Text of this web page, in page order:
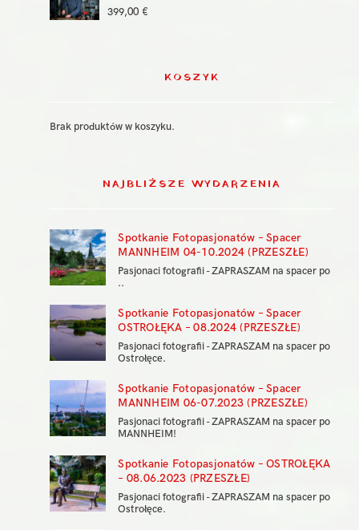
399,00 €
KOSZYK
Brak produktów w koszyku.
NAJBLIŻSZE WYDARZENIA
Spotkanie Fotopasjonatów – Spacer
MANNHEIM 04-10.2024 (PRZESZŁE)
Pasjonaci fotografii - ZAPRASZAM na spacer po
..
Spotkanie Fotopasjonatów – Spacer
OSTROŁĘKA – 08.2024 (PRZESZŁE)
Pasjonaci fotografii - ZAPRASZAM na spacer po
Ostrołęce.
Spotkanie Fotopasjonatów – Spacer
MANNHEIM 06-07.2023 (PRZESZŁE)
Pasjonaci fotografii - ZAPRASZAM na spacer po
MANNHEIM!
Spotkanie Fotopasjonatów – OSTROŁĘKA
– 08.06.2023 (PRZESZŁE)
Pasjonaci fotografii - ZAPRASZAM na spacer po
Ostrołęce.